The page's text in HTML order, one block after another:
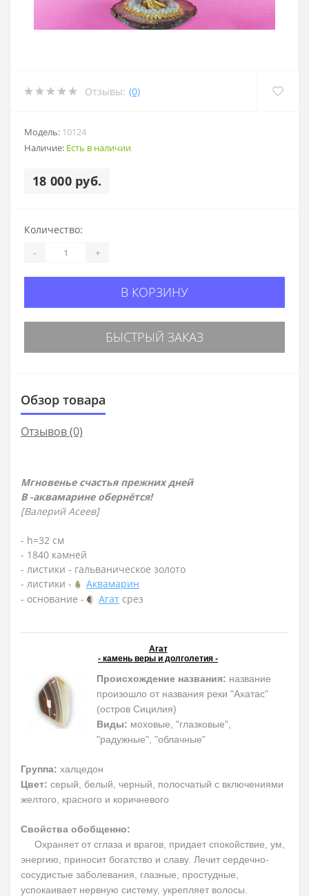
Отзывы: (0)
Модель: 10124
Наличие: Есть в наличии
18 000 руб.
Количество:
- +
В КОРЗИНУ
БЫСТРЫЙ ЗАКАЗ
Обзор товара
Отзывов (0)
Мгновенье счастья прежних дней
В -аквамарине обернётся!
[Валерий Асеев]
- h=32 см
- 1840 камней
- листики - гальваническое золото
- листики -
Аквамарин
- основание -
Агат срез
Агат
- камень веры и долголетия -
Происхождение названия: название
произошло от названия реки "Ахатас"
(остров Сицилия)
Виды: моховые, "глазковые",
"радужные", "облачные"
Группа: халцедон
Цвет: серый, белый, черный, полосчатый с включениями
желтого, красного и коричневого
Свойства обобщенно:
Охраняет от сглаза и врагов, придает спокойствие, ум,
энергию, приносит богатство и славу. Лечит сердечно-
сосудистые заболевания, глазные, простудные,
успокаивает нервную систему, укрепляет волосы.